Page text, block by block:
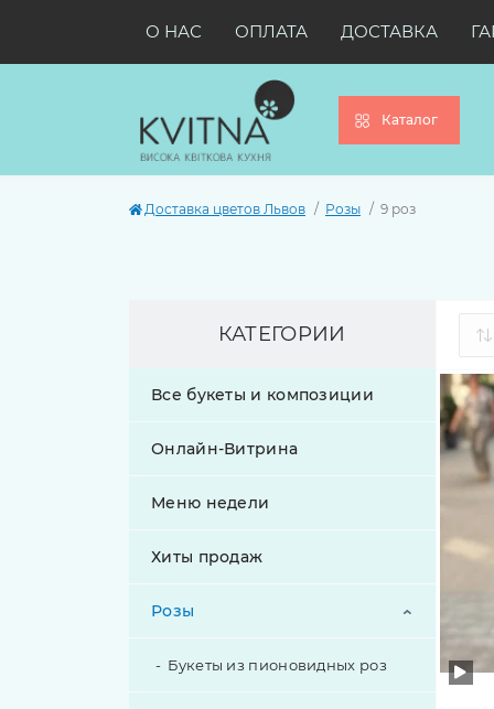
О НАС ОПЛАТА ДОСТАВКА
Каталог
Доставка цветов Львов Розы 9 роз
КАТЕГОРИИ
Все букеты и композиции
Онлайн-Витрина
Меню недели
Хиты продаж
Розы
Букеты из пионовидных роз